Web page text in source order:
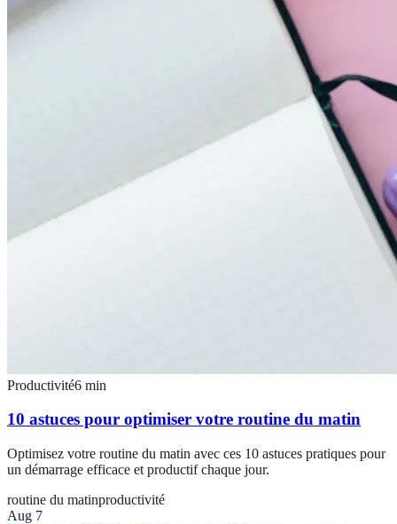
Productivité6 min
10 astuces pour optimiser votre routine du matin
Optimisez votre routine du matin avec ces 10 astuces pratiques pour
un démarrage efficace et productif chaque jour.
routine du matinproductivité
Aug 7